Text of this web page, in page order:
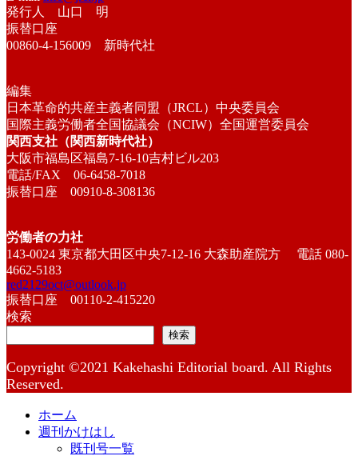
発行人 山口 明
振替口座
00860-4-156009 新時代社
編集
日本革命的共産主義者同盟（JRCL）中央委員会
国際主義労働者全国協議会（NCIW）全国運営委員会
関西支社（関西新時代社）
大阪市福島区福島7-16-10吉村ビル203
電話/FAX 06-6458-7018
振替口座 00910-8-308136
労働者の力社
143-0024 東京都大田区中央7-12-16 大森助産院方 電話 080-
4662-5183
red2129oct@outlook.jp
振替口座 00110-2-415220
検索
検索
Copyright ©2021 Kakehashi Editorial board. All Rights
Reserved.
ホーム
週刊かけはし
既刊号一覧